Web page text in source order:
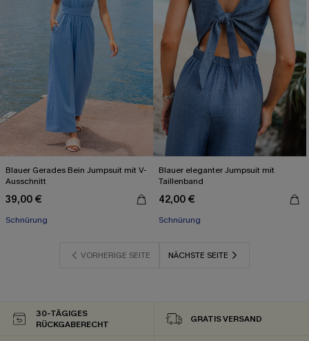
Blauer Gerades Bein Jumpsuit mit V-
Ausschnitt
39,00 €
Schnürung
Blauer eleganter Jumpsuit mit
Taillenband
42,00 €
Schnürung
VORHERIGE SEITE NÄCHSTE SEITE
30-TÄGIGES
RÜCKGABERECHT
GRATIS VERSAND